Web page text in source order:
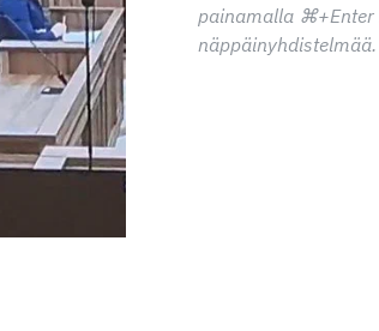
painamalla ⌘+Enter
näppäinyhdistelmää.